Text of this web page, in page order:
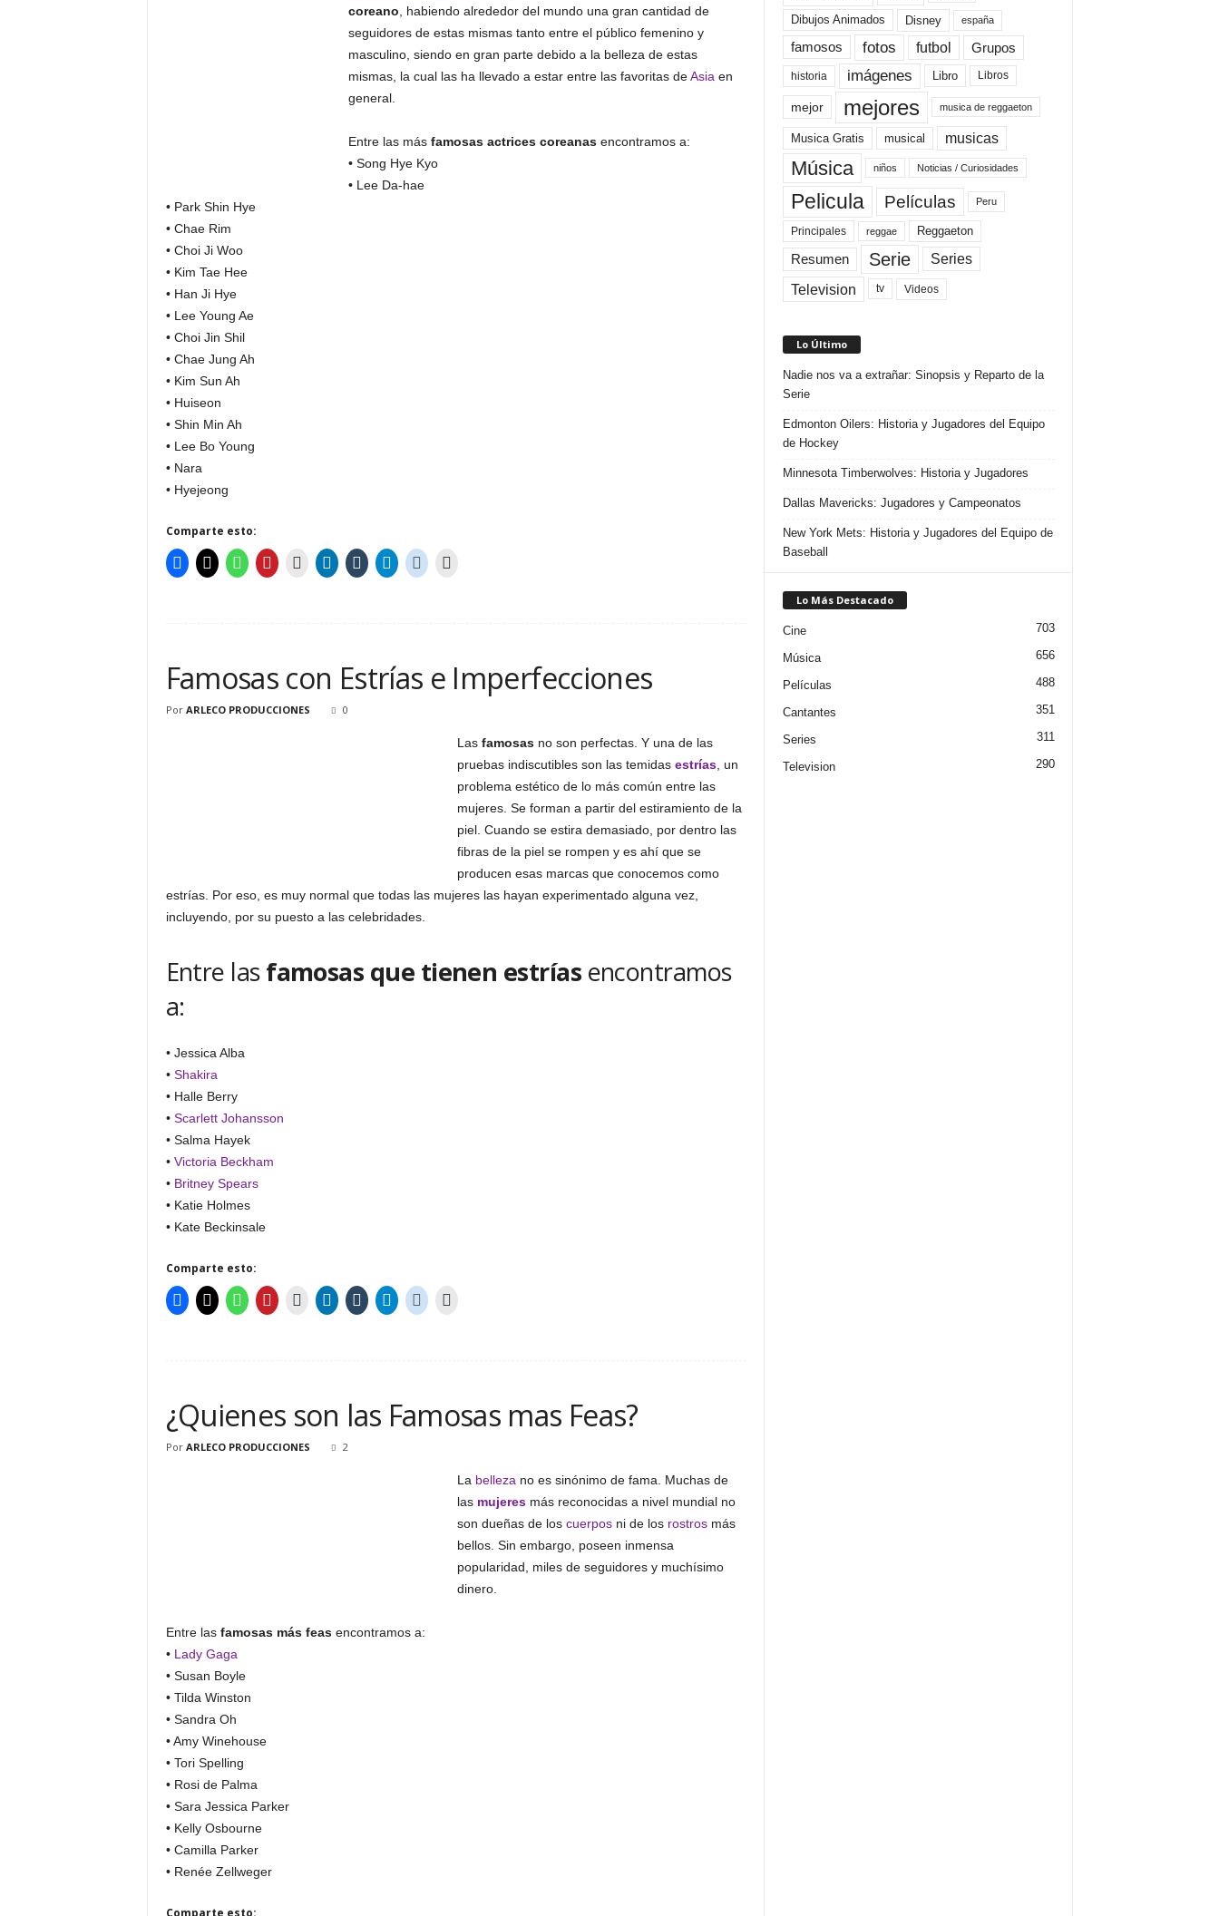
coreano , habiendo alrededor del mundo una gran cantidad de
seguidores de estas mismas tanto entre el público femenino y
masculino, siendo en gran parte debido a la belleza de estas
mismas, la cual las ha llevado a estar entre las favoritas deAsia en
general.
Entre las más famosas actrices coreanasencontramos a:
• Song Hye Kyo
• Lee Da-hae
• Park Shin Hye
• Chae Rim
• Choi Ji Woo
• Kim Tae Hee
• Han Ji Hye
• Lee Young Ae
• Choi Jin Shil
• Chae Jung Ah
• Kim Sun Ah
• Huiseon
• Shin Min Ah
• Lee Bo Young
• Nara
• Hyejeong
Comparte esto:
Famosas con Estrías e Imperfecciones
Por ARLECO PRODUCCIONES 0
Las famosasno son perfectas. Y una de las
pruebas indiscutibles son las temidas estrías, un
problema estético de lo más común entre las
mujeres. Se forman a partir del estiramiento de la
piel. Cuando se estira demasiado, por dentro las
fibras de la piel se rompen y es ahí que se
producen esas marcas que conocemos como
estrías. Por eso, es muy normal que todas las mujeres las hayan experimentado alguna vez,
incluyendo, por su puesto a las celebridades.
Entre lasfamosas que tienen estrías encontramos
a:
• Jessica Alba
• Shakira
• Halle Berry
• Scarlett Johansson
• Salma Hayek
• Victoria Beckham
• Britney Spears
• Katie Holmes
• Kate Beckinsale
Comparte esto:
¿Quienes son las Famosas mas Feas?
Por ARLECO PRODUCCIONES 2
La belleza no es sinónimo de fama. Muchas de
las mujeresmás reconocidas a nivel mundial no
son dueñas de los cuerposni de los rostrosmás
bellos. Sin embargo, poseen inmensa
popularidad, miles de seguidores y muchísimo
dinero.
Entre las famosas más feasencontramos a:
• Lady Gaga
• Susan Boyle
• Tilda Winston
• Sandra Oh
• Amy Winehouse
• Tori Spelling
• Rosi de Palma
• Sara Jessica Parker
• Kelly Osbourne
• Camilla Parker
• Renée Zellweger
Comparte esto:
Dibujos Animados Disney españa
famosos fotos futbol Grupos
historia imágenes Libro Libros
mejor mejores musica de reggaeton
Musica Gratis musical musicas
Música niños Noticias / Curiosidades
Pelicula Películas Peru
Principales reggae Reggaeton
Resumen Serie Series
Television tv Videos
Lo Último
Nadie nos va a extrañar: Sinopsis y Reparto de la
Serie
Edmonton Oilers: Historia y Jugadores del Equipo
de Hockey
Minnesota Timberwolves: Historia y Jugadores
Dallas Mavericks: Jugadores y Campeonatos
New York Mets: Historia y Jugadores del Equipo de
Baseball
Lo Más Destacado
Cine 703
Música 656
Películas 488
Cantantes 351
Series 311
Television 290